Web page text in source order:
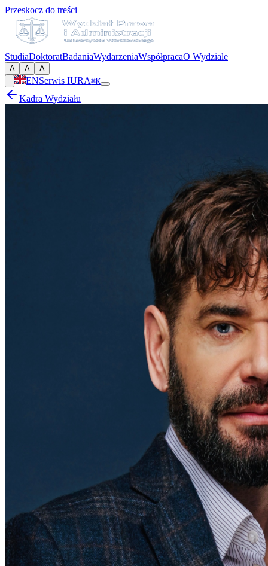
Przeskocz do treści
StudiaDoktoratBadaniaWydarzeniaWspółpracaO Wydziale
A A A
ENSerwis IURA⌘K
Kadra Wydziału